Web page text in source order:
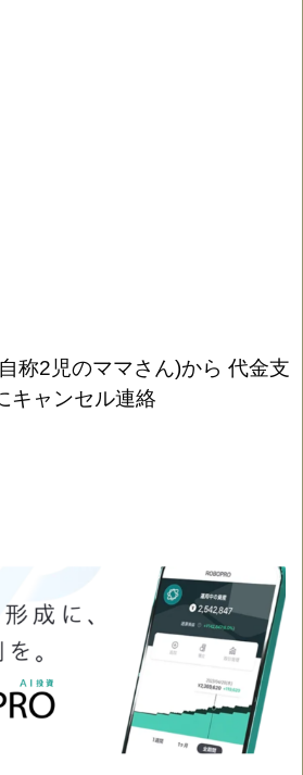
称2児のママさん)から 代金支
キャンセル連絡